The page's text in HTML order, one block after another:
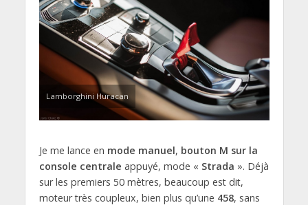
Lamborghini Huracan
Je me lance en mode manuel, bouton M sur la
console centrale appuyé, mode « Strada ». Déjà
sur les premiers 50 mètres, beaucoup est dit,
moteur très coupleux, bien plus qu’une 458, sans